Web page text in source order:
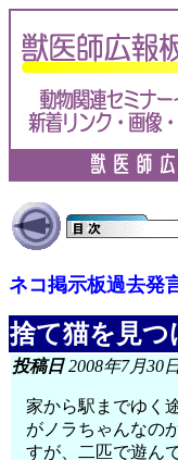
ネコ掲示板過去発
捨て猫を見つ
投稿日2008年7月30
家から駅までゆく
がノラちゃんなの
すが、二匹で遊ん